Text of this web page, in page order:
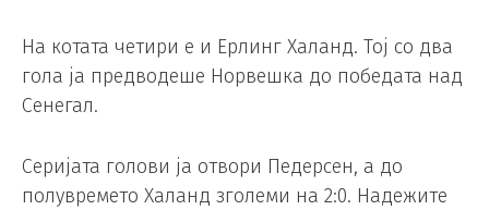
На котата четири е и Ерлинг Халанд. Тој со два
гола ја предводеше Норвешка до победата над
Сенегал.
Серијата голови ја отвори Педерсен, а до
полувремето Халанд зголеми на 2:0. Надежите